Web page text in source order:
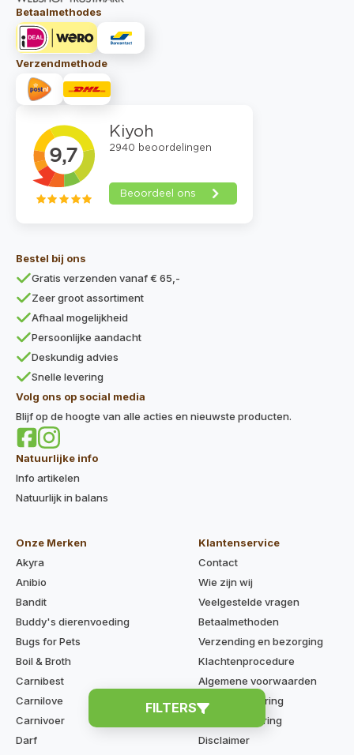
FILTERS
Betaalmethodes
Verzendmethode
Bestel bij ons
Gratis verzenden vanaf € 65,-
Zeer groot assortiment
Afhaal mogelijkheid
Persoonlijke aandacht
Deskundig advies
Snelle levering
Volg ons op social media
Blijf op de hoogte van alle acties en nieuwste producten.
Natuurlijke info
Info artikelen
Natuurlijk in balans
Onze Merken
Akyra
Anibio
Bandit
Buddy's dierenvoeding
Bugs for Pets
Boil & Broth
Carnibest
Carnilove
Carnivoer
Darf
Klantenservice
Contact
Wie zijn wij
Veelgestelde vragen
Betaalmethoden
Verzending en bezorging
Klachtenprocedure
Algemene voorwaarden
Privacyverklaring
Cookieverklaring
Disclaimer